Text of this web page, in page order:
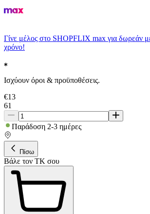
Γίνε μέλος στο SHOPFLIX max για δωρεάν
χρόνο!
Ισχύουν όροι & προϋποθέσεις.
€13
61
Παράδοση 2-3 ημέρες
Πίσω
Βάλε τον ΤΚ σου